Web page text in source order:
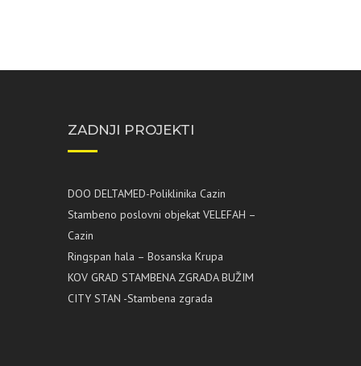
ZADNJI PROJEKTI
DOO DELTAMED-Poliklinika Cazin
Stambeno poslovni objekat VELEFAH –
Cazin
Ringspan hala – Bosanska Krupa
KOV GRAD STAMBENA ZGRADA BUŽIM
CITY STAN -Stambena zgrada